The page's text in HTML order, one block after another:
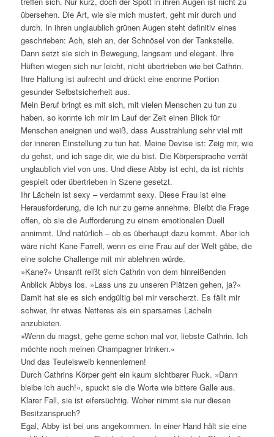
übersehen. Die Art, wie sie mich mustert, geht mir durch und
durch. In ihren unglaublich grünen Augen steht definitiv eines
geschrieben: Ach, sieh an, der Schnösel von der Tankstelle.
Dann setzt sie sich in Bewegung, langsam und elegant. Ihre
Hüften wiegen sich nur leicht, nicht übertrieben wie bei Cathrin.
Ihre Haltung ist aufrecht und drückt eine enorme Portion
gesunder Selbstsicherheit aus.
Mein Beruf bringt es mit sich, mit vielen Menschen zu tun zu
haben, so konnte ich mir im Lauf der Zeit einen Blick für
Menschen aneignen und weiß, dass Ausstrahlung sehr viel mit
der inneren Einstellung zu tun hat. Meine Devise ist: Zeig mir, wie
du gehst, und ich sage dir, wie du bist. Die Körpersprache verrät
unglaublich viel von uns. Und diese Abby ist echt, da ist nichts
gespielt oder übertrieben in Szene gesetzt.
Ihr Lächeln ist sexy – verdammt sexy. Diese Frau ist eine
Herausforderung, die ich nur zu gerne annehme. Bleibt die Frage
offen, ob sie die Aufforderung zu einem emotionalen Duell
annimmt. Und natürlich – ob es überhaupt dazu kommt. Aber ich
wäre nicht Kane Farrell, wenn es eine Frau auf der Welt gäbe, die
eine solche Challenge mit mir ablehnen würde.
»Kane?« Unsanft reißt sich Cathrin von dem hinreißenden
Anblick Abbys los. »Lass uns zu unseren Plätzen gehen, ja?«
Damit hat sie es sich endgültig bei mir verscherzt. Es fällt mir
schwer, ihr etwas Netteres als ein sparsames Lächeln
anzubieten.
»Wenn du magst, gehe gerne schon mal vor, liebste Cathrin. Ich
möchte noch meinen Champagner trinken.«
Und das Teufelsweib kennenlernen!
Durch Cathrins Körper geht ein kaum sichtbarer Ruck. »Dann
bleibe ich auch!«, spuckt sie die Worte wie bittere Galle aus.
Klarer Fall, sie ist eifersüchtig. Woher nimmt sie nur diesen
Besitzanspruch?
Egal, Abby ist bei uns angekommen. In einer Hand hält sie eine